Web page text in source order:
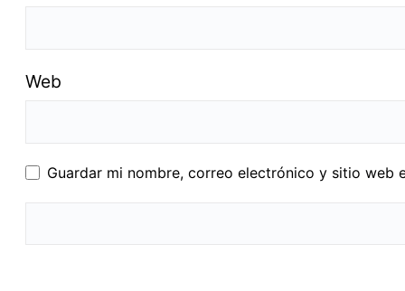
Web
Guardar mi nombre, correo electrónico y sitio web